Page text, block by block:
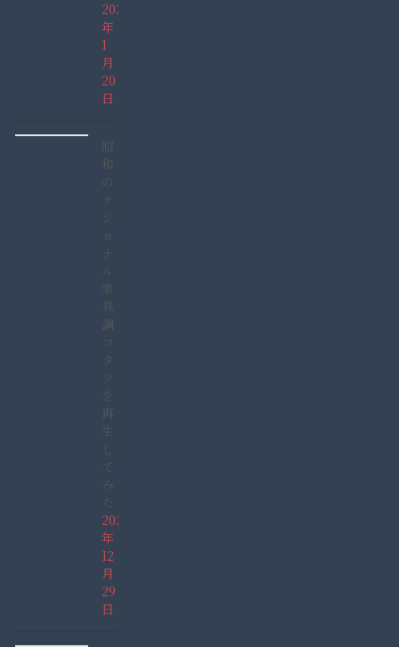
2022
年
1
月
20
日
昭
和
の
ナ
シ
ョ
ナ
ル
家
具
調
コ
タ
ツ
を
再
生
し
て
み
た
2021
年
12
月
29
日